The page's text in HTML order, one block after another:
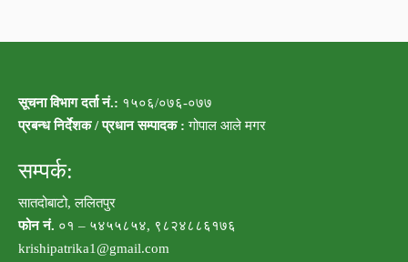
सूचना विभाग दर्ता नं.: १५०६/०७६-०७७
प्रबन्ध निर्देशक / प्रधान सम्पादक : गोपाल आले मगर
सम्पर्क:
सातदोबाटो, ललितपुर
फोन नं. ०१ – ५४५५८५४, ९८२४८८६१७६
krishipatrika1@gmail.com